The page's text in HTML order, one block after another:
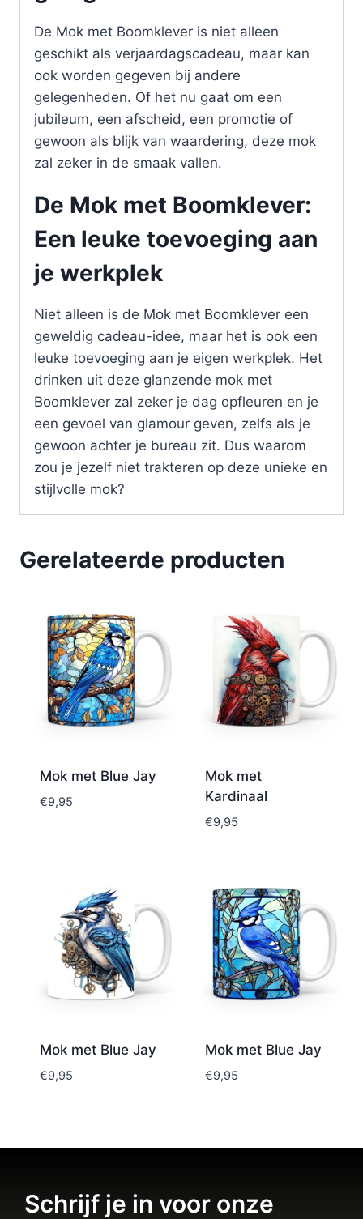
De Mok met Boomklever is niet alleen
geschikt als verjaardagscadeau, maar kan
ook worden gegeven bij andere
gelegenheden. Of het nu gaat om een
jubileum, een afscheid, een promotie of
gewoon als blijk van waardering, deze mok
zal zeker in de smaak vallen.
De Mok met Boomklever:
Een leuke toevoeging aan
je werkplek
Niet alleen is de Mok met Boomklever een
geweldig cadeau-idee, maar het is ook een
leuke toevoeging aan je eigen werkplek. Het
drinken uit deze glanzende mok met
Boomklever zal zeker je dag opfleuren en je
een gevoel van glamour geven, zelfs als je
gewoon achter je bureau zit. Dus waarom
zou je jezelf niet trakteren op deze unieke en
stijlvolle mok?
Gerelateerde producten
Mok met Blue Jay
€9,95
Mok met
Kardinaal
€9,95
Mok met Blue Jay
€9,95
Mok met Blue Jay
€9,95
Schrijf je in voor onze